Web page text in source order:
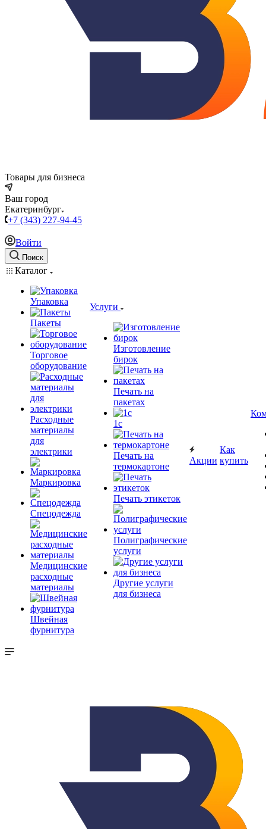
Товары для бизнеса
Ваш город
Екатеринбург
+7 (343) 227-94-45
Войти
Поиск
Каталог
Упаковка
Пакеты
Торговое
оборудование
Расходные
материалы
для
электрики
Маркировка
Спецодежда
Медицинские
расходные
материалы
Швейная
фурнитура
Услуги
Изготовление
бирок
Печать на
пакетах
1c
Печать на
термокартоне
Печать этикеток
Полиграфические
услуги
Другие услуги
для бизнеса
Акции
Как
купить